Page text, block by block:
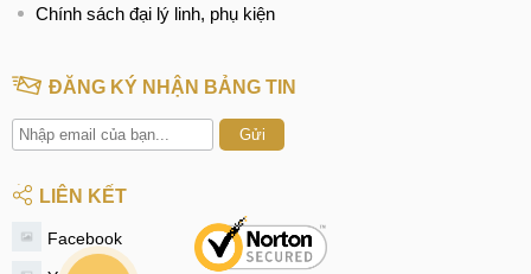
Chính sách đại lý linh, phụ kiện
ĐĂNG KÝ NHẬN BẢNG TIN
Gửi
LIÊN KẾT
Facebook